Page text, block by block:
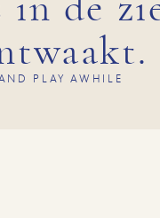
in de
PLAY AWHILE